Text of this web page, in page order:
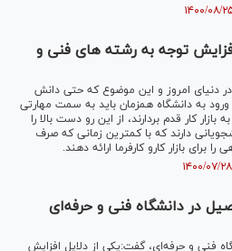
توجه به رشته های فنی و
دنیای امروز و این موضوع که حتی دانش
به دانشگاه همزمان باید به سمت مهارتی
کار قدم بردارند، از این رو دست بالا را
دارند که با کمترین زمانی که صرف
را برای بازار کارو کارفرما ارائه دهند.
در دانشگاه فنی و حرفه‌ای
فنی و حرفه‌ای، گفت‌:یکی از دلایل افزایش